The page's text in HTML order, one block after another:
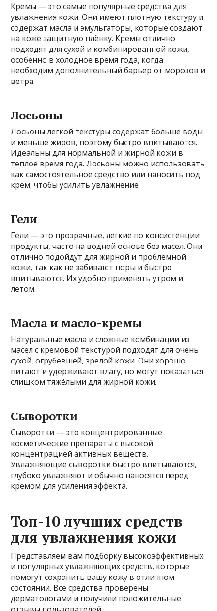
Кремы — это самые популярные средства для
увлажнения кожи. Они имеют плотную текстуру и
содержат масла и эмульгаторы, которые создают
на коже защитную плёнку. Кремы отлично
подходят для сухой и комбинированной кожи,
особенно в холодное время года, когда
необходим дополнительный барьер от морозов и
ветра.
Лосьоны
Лосьоны легкой текстуры содержат больше воды
и меньше жиров, поэтому быстро впитываются.
Идеальны для нормальной и жирной кожи в
теплое время года. Лосьоны можно использовать
как самостоятельное средство или наносить под
крем, чтобы усилить увлажнение.
Гели
Гели — это прозрачные, легкие по консистенции
продукты, часто на водной основе без масел. Они
отлично подойдут для жирной и проблемной
кожи, так как не забивают поры и быстро
впитываются. Их удобно применять утром и
летом.
Масла и масло-кремы
Натуральные масла и сложные комбинации из
масел с кремовой текстурой подходят для очень
сухой, огрубевшей, зрелой кожи. Они хорошо
питают и удерживают влагу, но могут показаться
слишком тяжёлыми для жирной кожи.
Сыворотки
Сыворотки — это концентрированные
косметические препараты с высокой
концентрацией активных веществ.
Увлажняющие сыворотки быстро впитываются,
глубоко увлажняют и обычно наносятся перед
кремом для усиления эффекта.
Топ-10 лучших средств
для увлажнения кожи
Представляем вам подборку высокоэффективных
и популярных увлажняющих средств, которые
помогут сохранить вашу кожу в отличном
состоянии. Все средства проверены
дерматологами и получили положительные